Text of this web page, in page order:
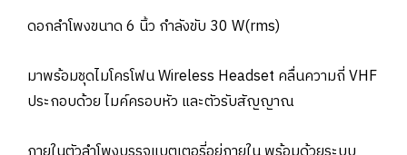
ดอกลำโพงขนาด 6 นิ้ว กำลังขับ 30 W(rms)
มาพร้อมชุดไมโครโฟน Wireless Headset คลื่นความถี่ VHF
ประกอบด้วย ไมค์ครอบหัว และตัวรับสัญญาณ